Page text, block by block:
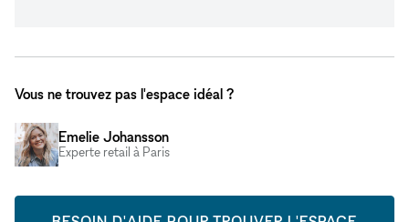
Vous ne trouvez pas l'espace idéal ?
Emelie Johansson
Experte retail à Paris